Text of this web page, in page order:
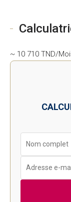
~ 10 710 TND/